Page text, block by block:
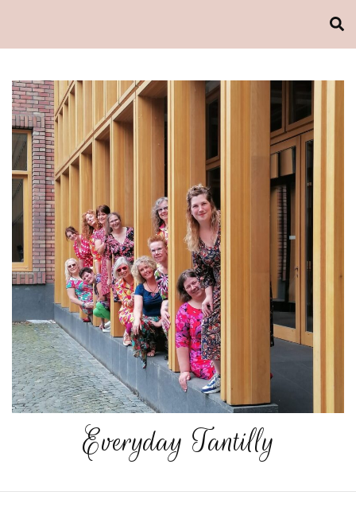
Everyday Tantilly